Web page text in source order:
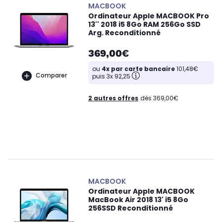
Comparer
MACBOOK
Ordinateur Apple MACBOOK Pro
13'' 2018 i5 8Go RAM 256Go SSD
Arg. Reconditionné
369,00€
ou 4x par carte bancaire101,48€
puis 3x 92,25
2 autres offres dès 369,00€
MACBOOK
Ordinateur Apple MACBOOK
MacBook Air 2018 13' i5 8Go
256SSD Reconditionné